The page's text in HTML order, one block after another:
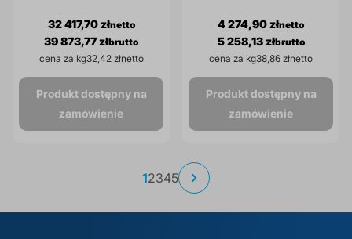
39 873,77 zł
32 417,70 zł
cena za kg32,42 zł
Produkt dostępny na
zamówienie
5 258,13 zł
4 274,90 zł
cena za kg38,86 zł
Produkt dostępny na
zamówienie
Strona
Aktualnie
1Strona
2Strona
3Strona
4Strona
5
Strona
Następne